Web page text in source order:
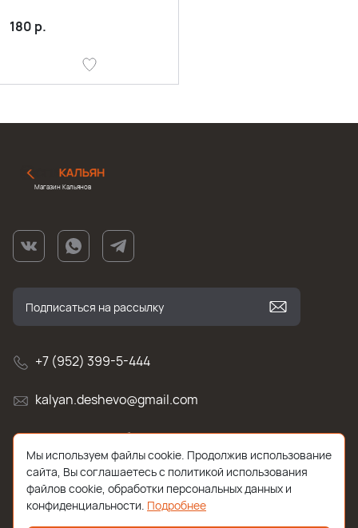
180 р.
Магазин Кальянов
+7 (952) 399-5-444
kalyan.deshevo@gmail.com
г. Санкт-Петербург, улица Белы Куна , д.2к1
Мы используем файлы cookie. Продолжив использование
сайта, Вы соглашаетесь с политикой использования
файлов cookie, обработки персональных данных и
конфиденциальности. Подробнее